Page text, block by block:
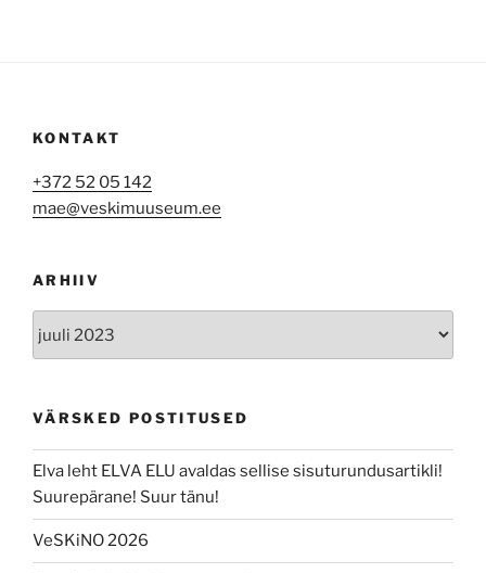
KONTAKT
+372 52 05 142
mae@veskimuuseum.ee
ARHIIV
VÄRSKED POSTITUSED
Elva leht ELVA ELU avaldas sellise sisuturundusartikli!
Suurepärane! Suur tänu!
VeSKiNO 2026